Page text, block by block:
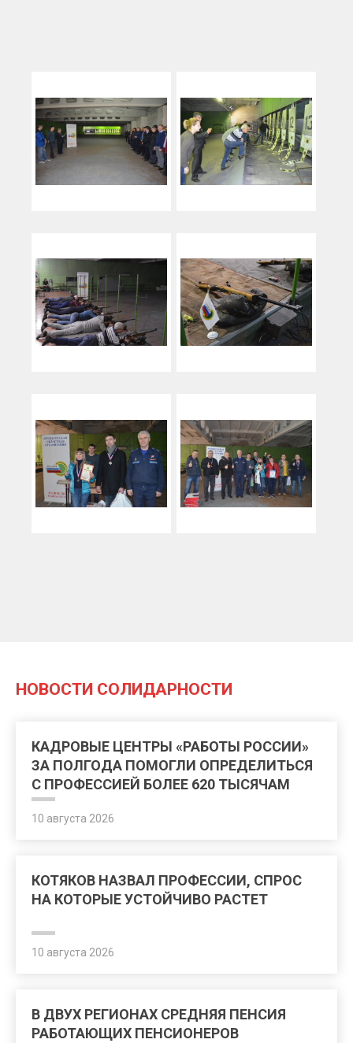
НОВОСТИ СОЛИДАРНОСТИ
КАДРОВЫЕ ЦЕНТРЫ «РАБОТЫ РОССИИ»
ЗА ПОЛГОДА ПОМОГЛИ ОПРЕДЕЛИТЬСЯ
С ПРОФЕССИЕЙ БОЛЕЕ 620 ТЫСЯЧАМ
ЧЕЛОВЕК
10 августа 2026
КОТЯКОВ НАЗВАЛ ПРОФЕССИИ, СПРОС
НА КОТОРЫЕ УСТОЙЧИВО РАСТЕТ
10 августа 2026
В ДВУХ РЕГИОНАХ СРЕДНЯЯ ПЕНСИЯ
РАБОТАЮЩИХ ПЕНСИОНЕРОВ